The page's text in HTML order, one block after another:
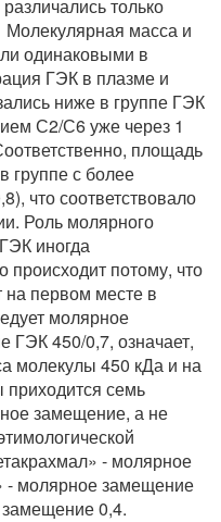
только
масса и
одинаковыми в
ГЭК в плазме и
ниже в группе ГЭК
С2/С6 уже через 1
площадь
группе с более
что соответствовало
Роль молярного
иногда
происходит потому, что
первом месте в
молярное
450/0,7, означает,
молекулы 450 кДа и на
приходится семь
замещение, а не
- молярное
- молярное замещение
0,4.